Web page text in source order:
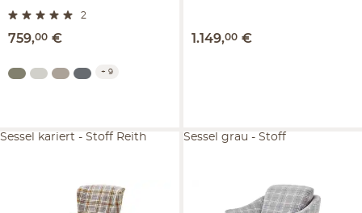
2
759,00 €
+ 9
1.149,00 €
Sessel kariert - Stoff Reith Sessel grau - Stoff